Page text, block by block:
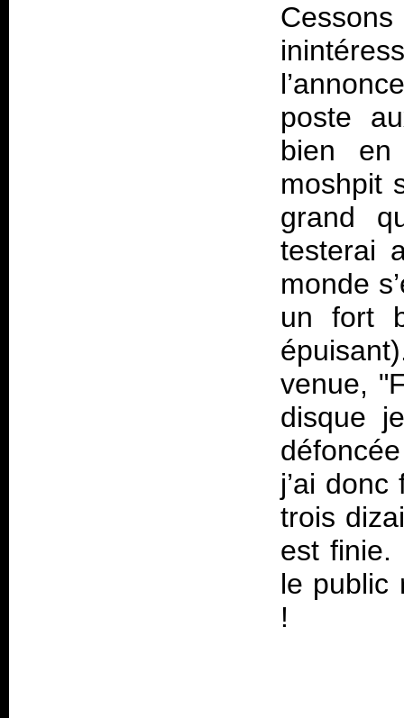
poste
bien
moshpit
grand
testerai
monde
un fort
venue,
disque
j’ai
trois
est finie.
le public